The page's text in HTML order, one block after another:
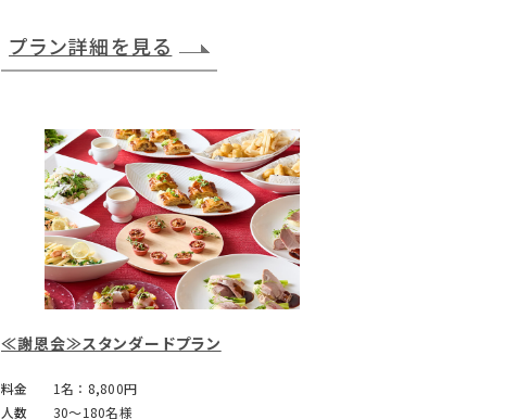
プラン詳細を見る
≪謝恩会≫スタンダードプラン
料金
1名：8,800円
人数
30～180名様